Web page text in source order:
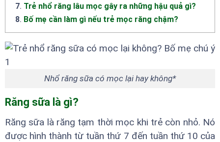
7. Trẻ nhổ răng lâu mọc gây ra những hậu quả gì?
8. Bố mẹ cần làm gì nếu trẻ mọc răng chậm?
Nhổ răng sữa có mọc lại hay không*
Răng sữa là gì?
Răng sữa là răng tạm thời mọc khi trẻ còn nhỏ. Nó
được hình thành từ tuần thứ 7 đến tuần thứ 10 của